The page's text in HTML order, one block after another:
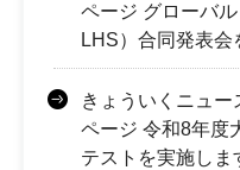
ページ グローバ
LHS）合同発表会
きょういくニュ
ページ 令和8年度
テストを実施しま